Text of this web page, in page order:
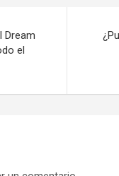
Dream
el